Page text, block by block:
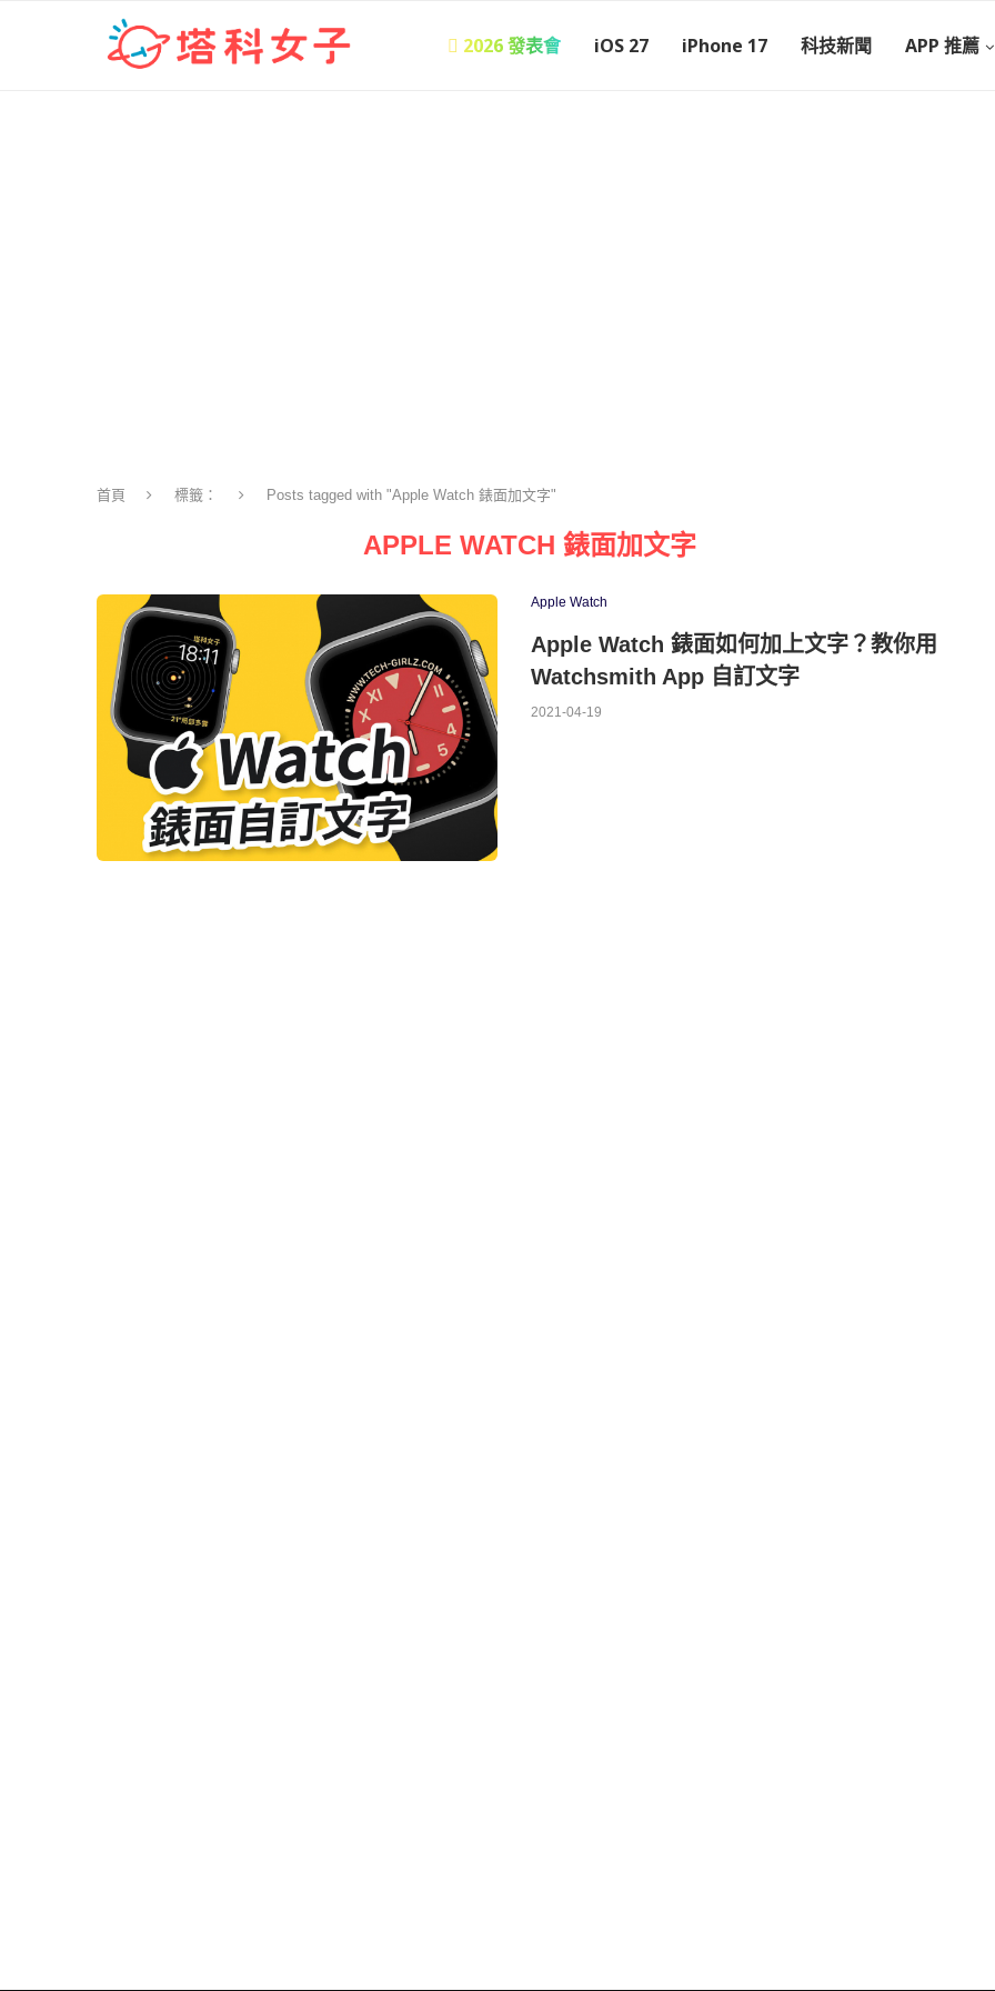
 2026 發表會 iOS 27 iPhone 17 科技新聞 APP 推薦
首頁 標籤： Posts tagged with "Apple Watch 錶面加文字"
APPLE WATCH 錶面加文字
Apple Watch
Apple Watch 錶面如何加上文字？教你用
Watchsmith App 自訂文字
2021-04-19